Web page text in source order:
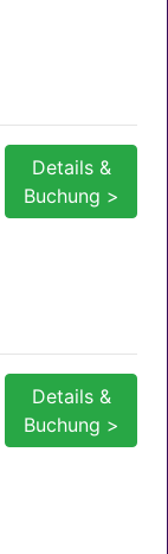
Details &
Buchung >
Details &
Buchung >